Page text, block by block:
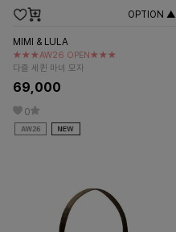
OPTION ▲
MIMI & LULA
★★★AW26 OPEN★★★
다즐 세퀸 마녀 모자
69,000
0